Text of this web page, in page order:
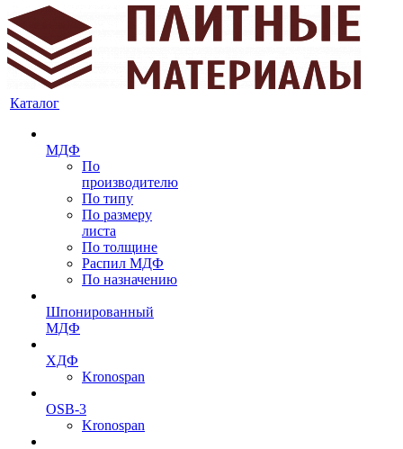
Каталог
МДФ
По
производителю
По типу
По размеру
листа
По толщине
Распил МДФ
По назначению
Шпонированный
МДФ
ХДФ
Kronospan
OSB-3
Kronospan